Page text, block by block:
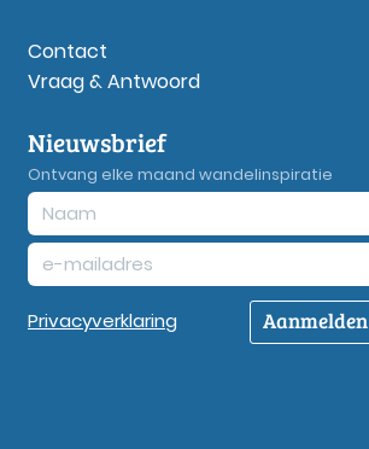
Contact
Vraag & Antwoord
Nieuwsbrief
Ontvang elke maand wandelinspiratie
Privacyverklaring Aanmelden